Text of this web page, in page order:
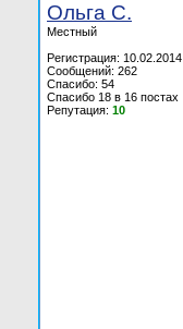
Ольга С.
Местный
Регистрация: 10.02.2014
Сообщений: 262
Спасибо: 54
Спасибо 18 в 16 постах
Репутация: 10